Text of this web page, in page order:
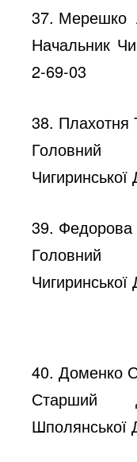
37. Мерешко
Начальник
2-69-03
38. Плахотня
Головний
39. Федорова
Головний
40. Доменко
Старший
Шполянської